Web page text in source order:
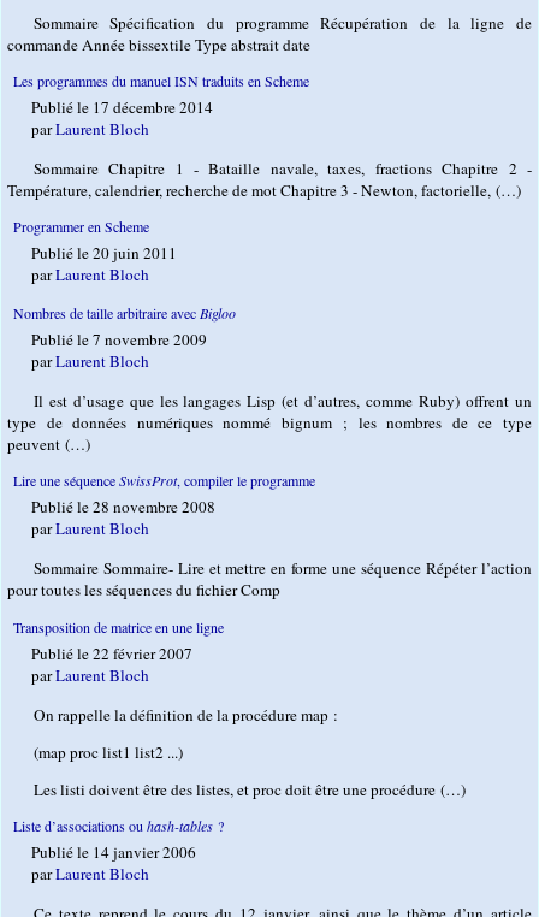
Sommaire Spécification du programme Récupération de la ligne de
commande Année bissextile Type abstrait date
Les programmes du manuel ISN traduits en Scheme
Publié le 17 décembre 2014
parLaurent Bloch
Sommaire Chapitre 1 - Bataille navale, taxes, fractions Chapitre 2 -
Température, calendrier, recherche de mot Chapitre 3 - Newton, factorielle, (…)
Programmer en Scheme
Publié le 20 juin 2011
parLaurent Bloch
Nombres de taille arbitraire avecBigloo
Publié le 7 novembre 2009
parLaurent Bloch
Il est d’usage que les langages Lisp (et d’autres, comme Ruby) offrent un
type de données numériques nommé bignum ; les nombres de ce type
peuvent (…)
Lire une séquenceSwissProt, compiler le programme
Publié le 28 novembre 2008
parLaurent Bloch
Sommaire Sommaire- Lire et mettre en forme une séquence Répéter l’action
pour toutes les séquences du fichier Comp
Transposition de matrice en une ligne
Publié le 22 février 2007
parLaurent Bloch
On rappelle la définition de la procédure map :
(map proc list1 list2 ...)
Les listi doivent être des listes, et proc doit être une procédure (…)
Liste d’associations ouhash-tables ?
Publié le 14 janvier 2006
parLaurent Bloch